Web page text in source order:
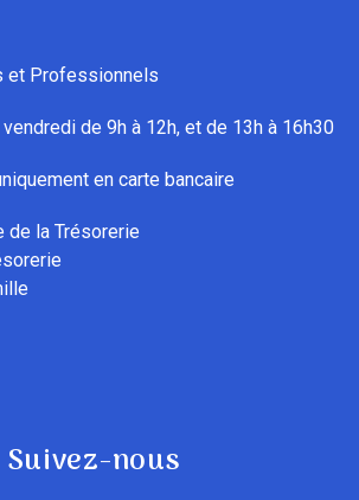
et Professionnels
vendredi de 9h à 12h, et de 13h à 16h30
en carte bancaire
de la Trésorerie
Suivez-nous